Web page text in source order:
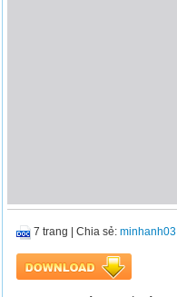
7 trang |Chia sẻ:minhanh03